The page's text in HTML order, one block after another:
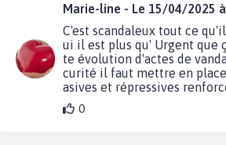
Marie-line - Le 15/04/2025
C'est scandaleux tout ce
ui il est plus qu' Urgent que
te évolution d'actes de
curité il faut mettre en place
asives et répressives
0